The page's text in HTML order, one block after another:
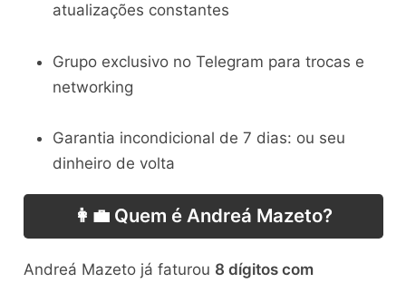
atualizações constantes
Grupo exclusivo no Telegram para trocas e
networking
Garantia incondicional de 7 dias: ou seu
dinheiro de volta
👩‍💼 Quem é Andreá Mazeto?
Andreá Mazeto já faturou 8 dígitos com